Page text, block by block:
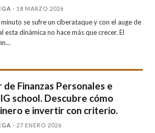
· 18 MARZO 2026
se sufre un ciberataque y con el auge de
esta dinámica no hace más que crecer. El
Finanzas Personales e
school. Descubre cómo
e invertir con criterio.
· 27 ENERO 2026